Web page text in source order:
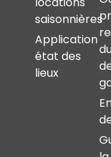
saisonnières
Application
état des
lieux